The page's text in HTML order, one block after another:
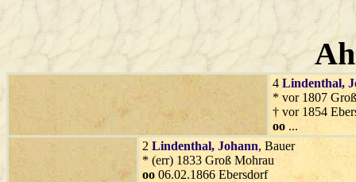
4 Lindenthal,
* vor 1807
† vor 1854
oo ...
2 Lindenthal, Johann, Bauer
* (err) 1833 Groß Mohrau
oo 06.02.1866 Ebersdorf